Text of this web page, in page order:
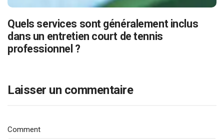
Quels services sont généralement inclus
dans un entretien court de tennis
professionnel ?
Laisser un commentaire
Comment